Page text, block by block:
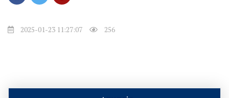
2025-01-23 11:27:07 256